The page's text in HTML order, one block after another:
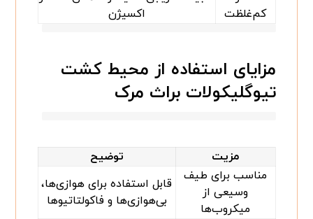
کم‌غلظت
اکسیژن
مزایای استفاده از محیط کشت
تیوگلیکولات براث مرک
مزیت
توضیح
مناسب برای طیف
وسیعی از
میکروب‌ها
قابل استفاده برای هوازی‌ها،
بی‌هوازی‌ها و فاکولتاتیوها